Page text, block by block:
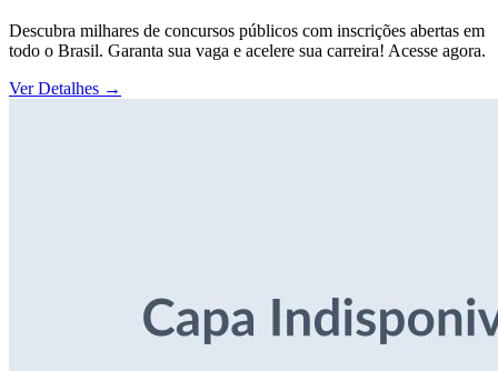
Descubra milhares de concursos públicos com inscrições abertas em
todo o Brasil. Garanta sua vaga e acelere sua carreira! Acesse agora.
Ver Detalhes →